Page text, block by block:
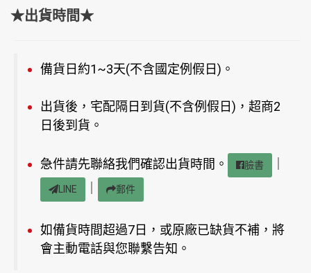
★出貨時間★
備貨日約1~3天(不含國定例假日)。
出貨後，宅配隔日到貨(不含例假日)，超商2
日後到貨。
急件請先聯絡我們確認出貨時間。 臉書
LINE 郵件
如備貨時間超過7日，或原廠已缺貨不補，將
會主動電話與您聯繫告知。